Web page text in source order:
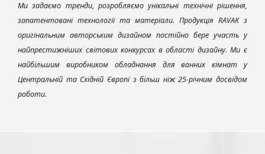
Ми задаємо тренди, розробляємо унікальні технічні рішення,
запатентовані технології та матеріали. Продукція RAVAK з
оригінальним авторським дизайном постійно бере участь у
найпрестижніших світових конкурсах в області дизайну. Ми є
найбільшим виробником обладнання для ванних кімнат у
Центральній та Східній Європі з більш ніж 25-річним досвідом
роботи.